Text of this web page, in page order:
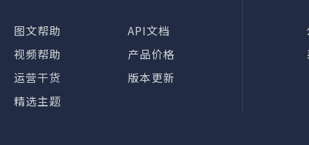
图文帮助
API文档
视频帮助
产品价格
运营干货
版本更新
精选主题